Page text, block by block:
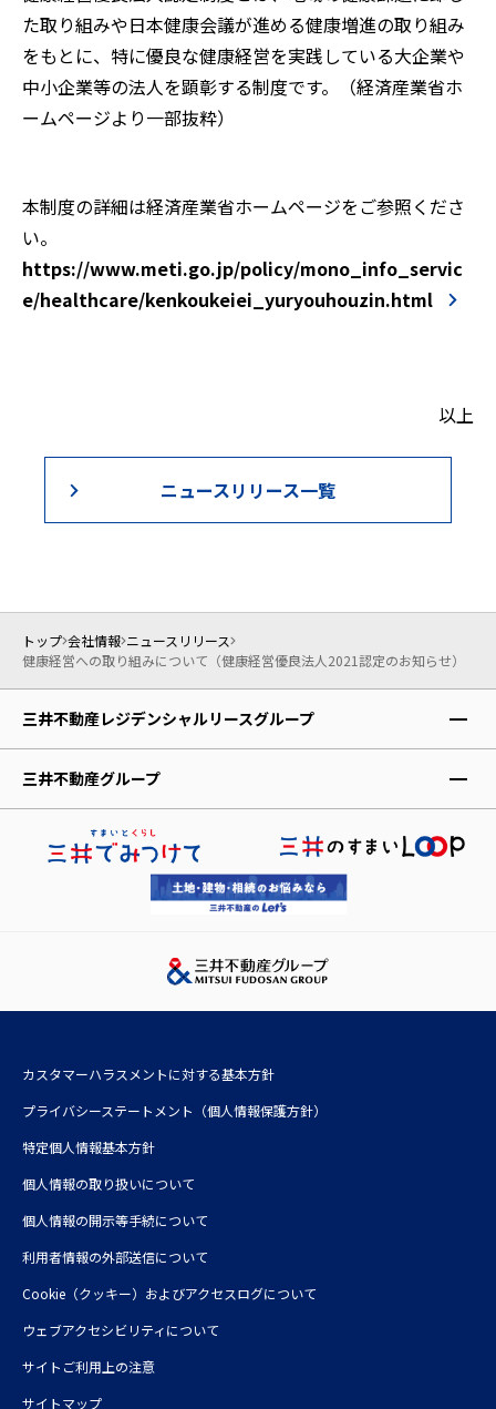
た取り組みや日本健康会議が進める健康増進の取り組み
をもとに、特に優良な健康経営を実践している大企業や
中小企業等の法人を顕彰する制度です。（経済産業省ホ
ームページより一部抜粋）
本制度の詳細は経済産業省ホームページをご参照くださ
い。
https://www.meti.go.jp/policy/mono_info_servic
e/healthcare/kenkoukeiei_yuryouhouzin.html
以上
ニュースリリース一覧
トップ 会社情報 ニュースリリース
健康経営への取り組みについて（健康経営優良法人2021認定のお知らせ）
三井不動産レジデンシャルリースグループ
レジデントファースト株式会社
株式会社アコモデーションファースト
レジデントアシスタンス株式会社
レジデントインシュアランス少額短期保険株式会社
三井不動産グループ
三井不動産株式会社
三井不動産レジデンシャル株式会社
三井不動産リアルティ株式会社
三井デザインテック株式会社
三井不動産レジデンシャルサービス株式会社
カスタマーハラスメントに対する基本方針
プライバシーステートメント（個人情報保護方針）
特定個人情報基本方針
個人情報の取り扱いについて
個人情報の開示等手続について
利⽤者情報の外部送信について
Cookie（クッキー）およびアクセスログについて
ウェブアクセシビリティについて
サイトご利用上の注意
サイトマップ